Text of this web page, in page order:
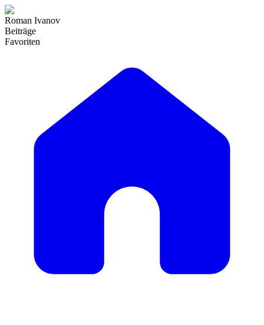
Roman Ivanov
Beiträge
Favoriten